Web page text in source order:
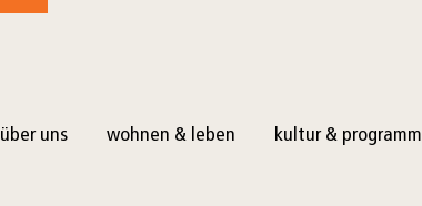
über uns wohnen & leben kultur & programm